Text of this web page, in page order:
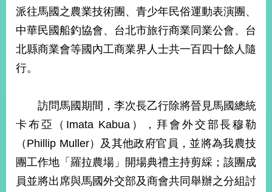
落
國
台
海
平
回
頁
網
站
關
派往馬國之農業技術團、青少年民俗運動表演團、
中華民國船釣協會、台北市旅行商業同業公會、台
北縣商業會等國內工商業界人士共一百四十餘人隨
行。
訪問馬國期間，李次長乙行除將晉見馬國總統
卡布亞（Imata Kabua），拜會外交部長穆勒
（Phillip Muller）及其他政府官員，並將為我農技
團工作地「羅拉農場」開場典禮主持剪綵；該團成
員並將出席與馬國外交部及商會共同舉辦之分組討